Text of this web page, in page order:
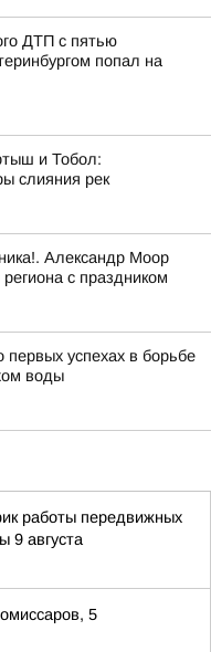
ДТП с пятью
попал на
и Тобол:
слияния рек
Александр Моор
с праздником
успехах в борьбе
воды
работы передвижных
9 августа
5